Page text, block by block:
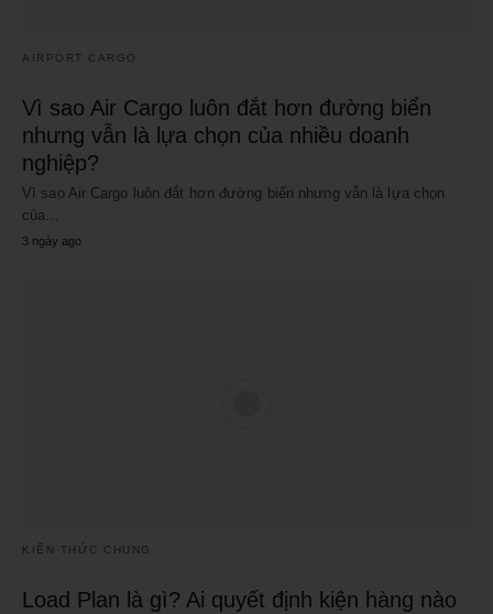
AIRPORT CARGO
Vì sao Air Cargo luôn đắt hơn đường biển
nhưng vẫn là lựa chọn của nhiều doanh
nghiệp?
Vì sao Air Cargo luôn đắt hơn đường biển nhưng vẫn là lựa chọn
của…
3 ngày ago
KIẾN THỨC CHUNG
Load Plan là gì? Ai quyết định kiện hàng nào